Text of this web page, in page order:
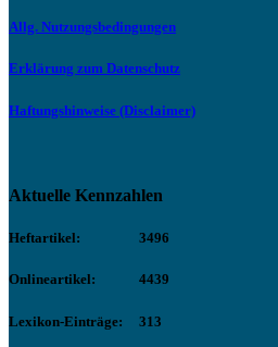
Allg. Nutzungsbedingungen
Erklärung zum Datenschutz
Haftungshinweise (Disclaimer)
Aktuelle Kennzahlen
Heftartikel: 3496
Onlineartikel: 4439
Lexikon-Einträge: 313